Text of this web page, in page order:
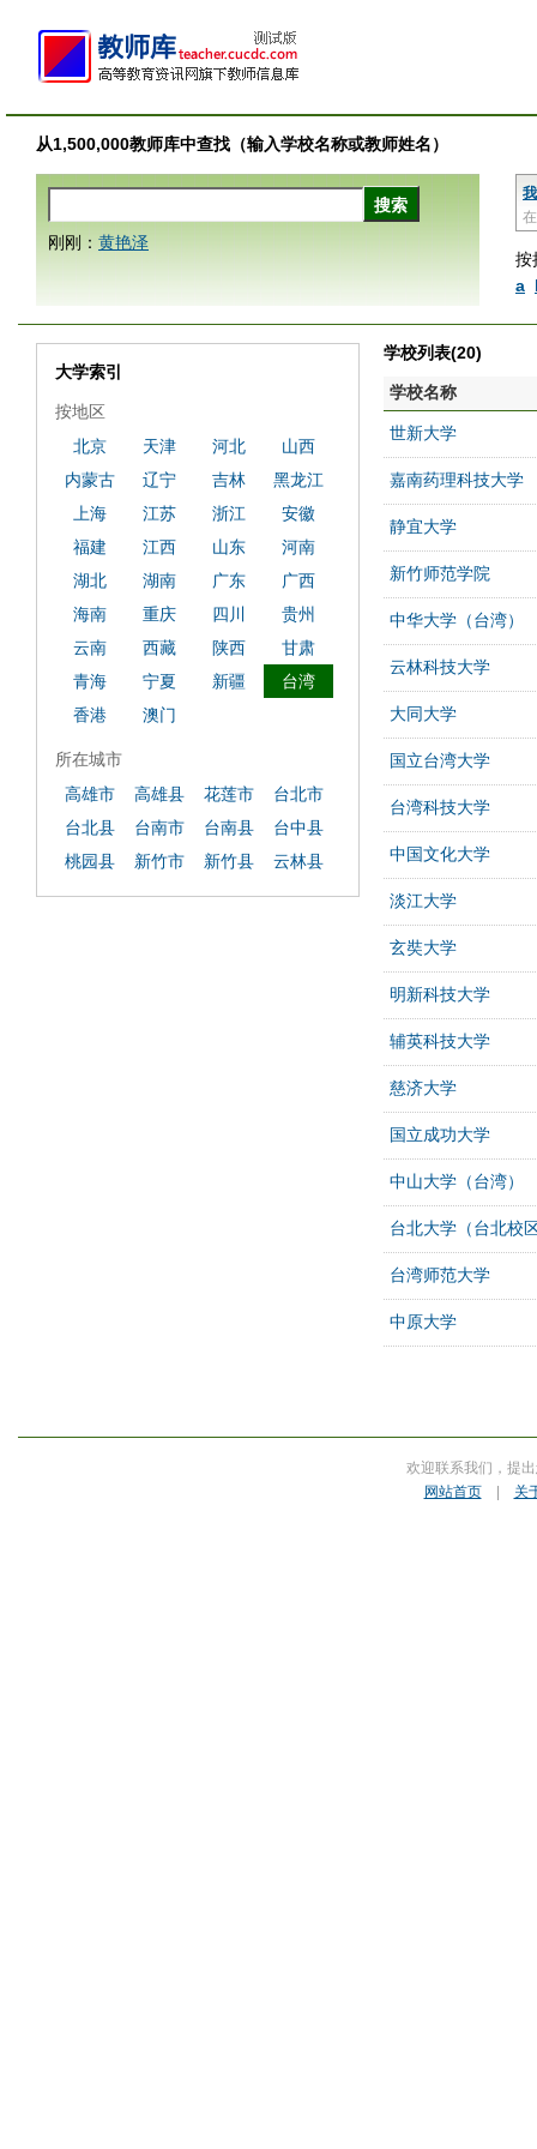
从1,500,000教师库中查找（输入学校名称或教师姓名）
按
a
刚刚： 黄艳泽
学校列表(20)
学校名称
世新大学
嘉南药理科技大学
静宜大学
新竹师范学院
中华大学（台湾）
云林科技大学
大同大学
国立台湾大学
台湾科技大学
中国文化大学
淡江大学
玄奘大学
明新科技大学
辅英科技大学
慈济大学
国立成功大学
中山大学（台湾）
台北大学（台北校
台湾师范大学
中原大学
大学索引
按地区
北京
天津 河北
山西
内蒙古
辽宁 吉林
黑龙江
上海
江苏 浙江
安徽
福建
江西 山东
河南
湖北
湖南 广东
广西
海南
重庆 四川
贵州
云南
西藏 陕西
甘肃
青海
宁夏 新疆
台湾
香港
澳门
所在城市
高雄市
高雄县 花莲市
台北市
台北县
台南市 台南县
台中县
桃园县
新竹市 新竹县 云林县
欢迎联系我们，提
网站首页| 关